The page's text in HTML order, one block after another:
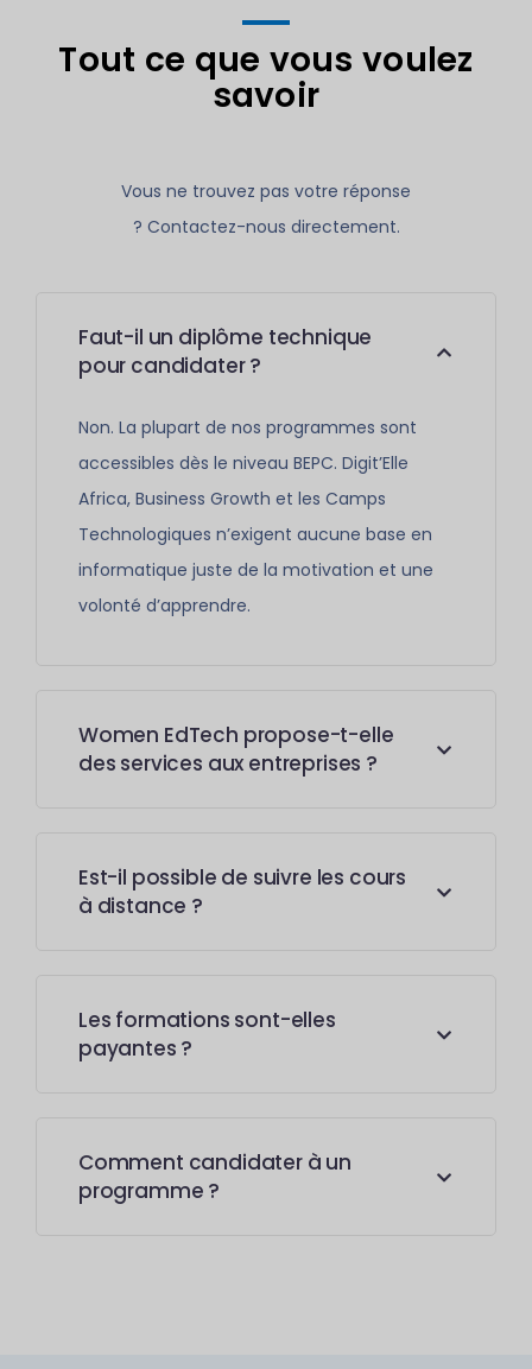
Tout ce que vous voulez
savoir
Vous ne trouvez pas votre réponse
? Contactez-nous directement.
Faut-il un diplôme technique
pour candidater ?
Non. La plupart de nos programmes sont
accessibles dès le niveau BEPC. Digit’Elle
Africa, Business Growth et les Camps
Technologiques n’exigent aucune base en
informatique juste de la motivation et une
volonté d’apprendre.
Women EdTech propose-t-elle
des services aux entreprises ?
Est-il possible de suivre les cours
à distance ?
Les formations sont-elles
payantes ?
Comment candidater à un
programme ?